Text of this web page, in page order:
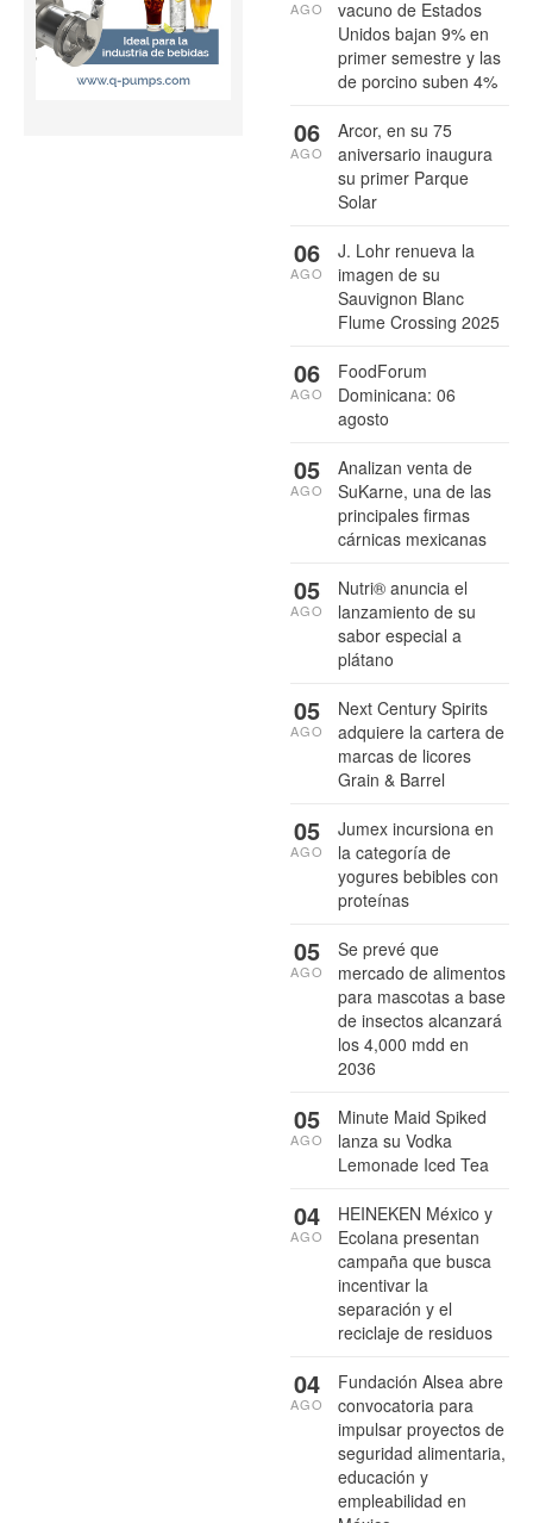
vacuno de Estados
Unidos bajan 9% en
primer semestre y las
de porcino suben 4%
AGO
Arcor, en su 75
aniversario inaugura
su primer Parque
Solar
06
AGO
J. Lohr renueva la
imagen de su
Sauvignon Blanc
Flume Crossing 2025
06
AGO
FoodForum
Dominicana: 06
agosto
06
AGO
Analizan venta de
SuKarne, una de las
principales firmas
cárnicas mexicanas
05
AGO
Nutri® anuncia el
lanzamiento de su
sabor especial a
plátano
05
AGO
Next Century Spirits
adquiere la cartera de
marcas de licores
Grain & Barrel
05
AGO
Jumex incursiona en
la categoría de
yogures bebibles con
proteínas
05
AGO
Se prevé que
mercado de alimentos
para mascotas a base
de insectos alcanzará
los 4,000 mdd en
2036
05
AGO
Minute Maid Spiked
lanza su Vodka
Lemonade Iced Tea
05
AGO
HEINEKEN México y
Ecolana presentan
campaña que busca
incentivar la
separación y el
reciclaje de residuos
04
AGO
Fundación Alsea abre
convocatoria para
impulsar proyectos de
seguridad alimentaria,
educación y
empleabilidad en
04
AGO